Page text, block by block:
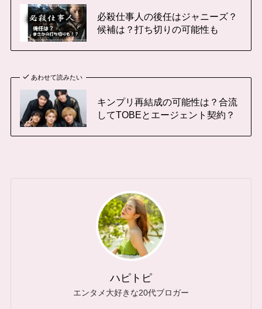
必殺仕事人の後任はジャニーズ？
候補は？打ち切りの可能性も
あわせて読みたい
キンプリ再結成の可能性は？合流
してTOBEとエージェント契約？
ハピトピ
エンタメ大好きな20代ブロガー